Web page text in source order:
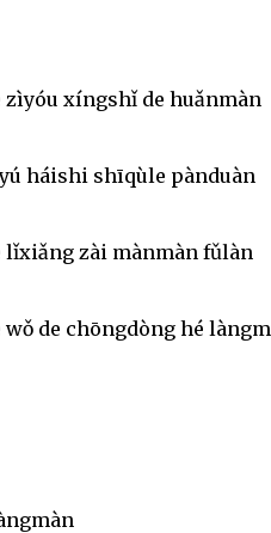
zìyóu xíngshǐ de huǎnmàn
háishi shīqùle pànduàn
lǐxiǎng zài mànmàn fǔlàn
de chōngdòng hé